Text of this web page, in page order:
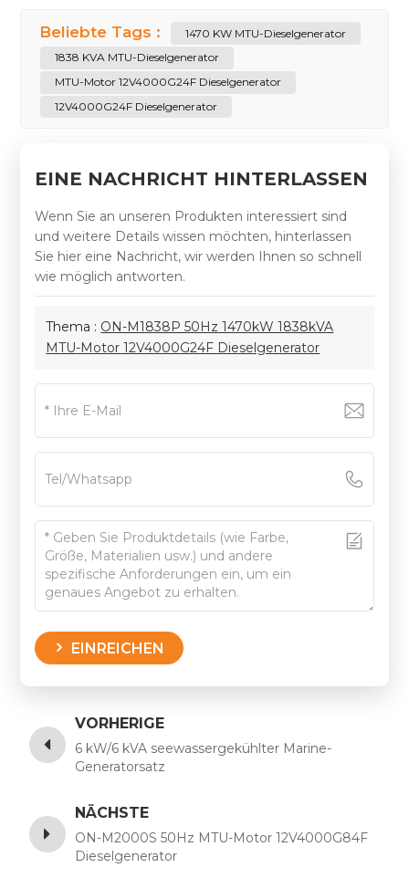
Beliebte Tags :
1470 KW MTU-Dieselgenerator
1838 KVA MTU-Dieselgenerator
MTU-Motor 12V4000G24F Dieselgenerator
12V4000G24F Dieselgenerator
EINE NACHRICHT HINTERLASSEN
Wenn Sie an unseren Produkten interessiert sind
und weitere Details wissen möchten, hinterlassen
Sie hier eine Nachricht, wir werden Ihnen so schnell
wie möglich antworten.
Thema : ON-M1838P 50Hz 1470kW 1838kVA
MTU-Motor 12V4000G24F Dieselgenerator
EINREICHEN
VORHERIGE
6 kW/6 kVA seewassergekühlter Marine-
Generatorsatz
NÄCHSTE
ON-M2000S 50Hz MTU-Motor 12V4000G84F
Dieselgenerator